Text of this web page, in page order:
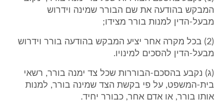
המבקש בהודעה את שם הבורר שמינה וידרוש
מבעל-הדין למנות בורר מצידו;
(2) בכל מקרה אחר יציע המבקש בהודעה בורר וידרוש
מבעל-הדין להסכים למינויו.
(ג) נקבע בהסכם-הבוררות שכל צד ימנה בורר, רשאי
בית-המשפט, על פי בקשת הצד שמינה בורר, למנות
אותו בורר, או אדם אחר, כבורר יחיד.